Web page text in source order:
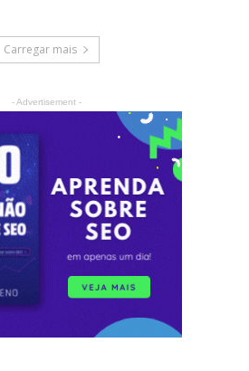
Carregar mais
- Advertisement -